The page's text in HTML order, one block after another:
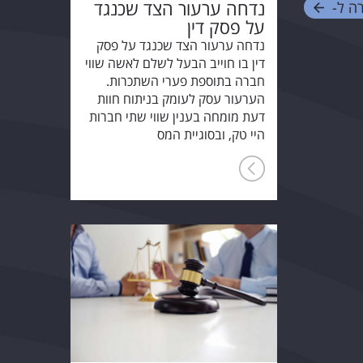
נדחה ערעור הצד שכנגד
על פסק דין
נדחה ערעור הצד שכנגד על פסק
דין בו חוייב הבעל לשלם לאשה שווי
חברה בתוספת פערי השתכרות.
הערעור עסק לעומק בניתוח חוות
דעת מומחה בענין שווי שתי חברות
היי טק, ובסוגיית המס
ל-